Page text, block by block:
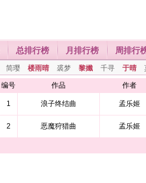
总排行榜 月排行榜 周排行
简璎 楼雨晴 裘梦 黎孅 千寻 于晴
编号 作品 作者
1 浪子终结曲 孟乐姬
2 恶魔狩猎曲 孟乐姬